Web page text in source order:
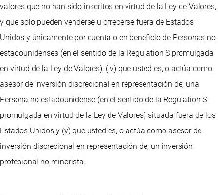
valores que no han sido inscritos en virtud de la Ley de Valores,
y que solo pueden venderse u ofrecerse fuera de Estados
Unidos y únicamente por cuenta o en beneficio de Personas no
estadounidenses (en el sentido de la Regulation S promulgada
en virtud de la Ley de Valores), (iv) que usted es, o actúa como
asesor de inversión discrecional en representación de, una
Persona no estadounidense (en el sentido de la Regulation S
promulgada en virtud de la Ley de Valores) situada fuera de los
Estados Unidos y (v) que usted es, o actúa como asesor de
inversión discrecional en representación de, un inversión
profesional no minorista.